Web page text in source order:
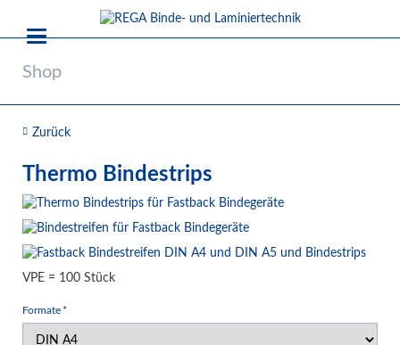
Shop
Zurück
Thermo Bindestrips
VPE = 100 Stück
Pflichtfeld
Formate *